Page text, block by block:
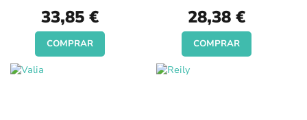
33,85 €
COMPRAR
28,38 €
COMPRAR